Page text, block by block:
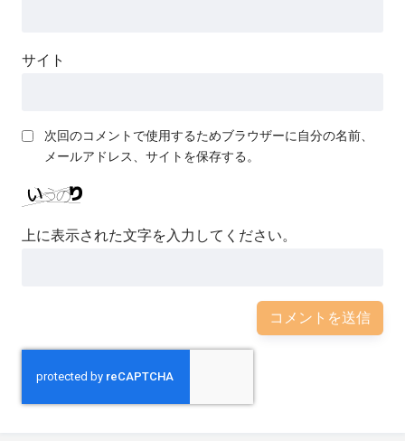
サイト
次回のコメントで使用するためブラウザーに自分の名前、
メールアドレス、サイトを保存する。
上に表示された文字を入力してください。